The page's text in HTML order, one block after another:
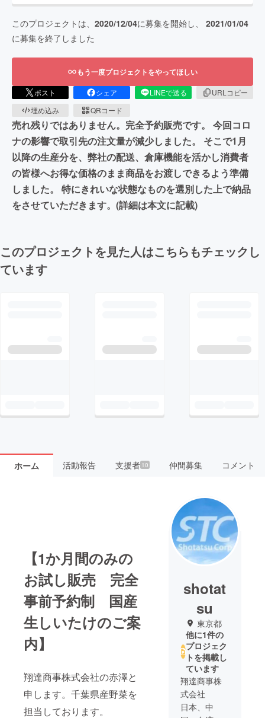
このプロジェクトは、 2020/12/04に募集を開始し、 2021/01/04
に募集を終了しました
もう一度プロジェクトをやってほしい
ポスト シェア LINEで送る
URLコピー
埋め込み
QRコード
売れ残りではありません。完全予約販売です。 今回コロ
ナの影響で取引先の注文量が減少しました。 そこで1月
以降の生産分を、弊社の配送、倉庫機能を活かし消費者
の皆様へお得な価格のまま商品をお渡しできるよう準備
しました。 特にきれいな状態なものを選別した上で納品
をさせていただきます。(詳細は本文に記載)
このプロジェクトを見た人はこちらもチェックし
ています
ホーム 活動報告 支援者 10 仲間募集 コメント
【1か月間のみの
お試し販売 完全
事前予約制 国産
生しいたけのご案
内】
翔達商事株式会社の赤澤と
申します。千葉県産野菜を
担当しております。
shotat
su
東京都
他に1件の
プロジェク
トを掲載し
ています
翔達商事株
式会社
日本、中